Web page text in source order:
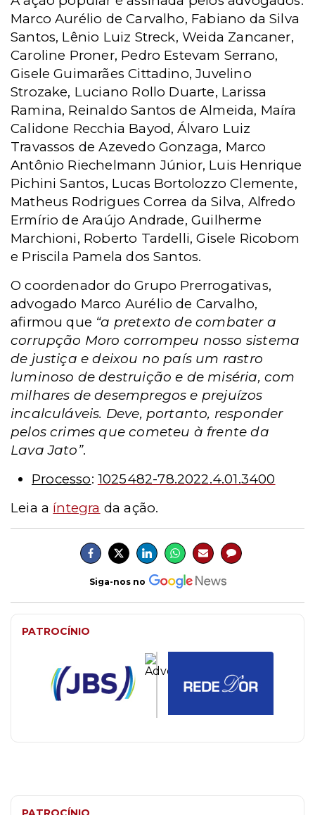
Marco Aurélio de Carvalho, Fabiano da Silva
Santos, Lênio Luiz Streck, Weida Zancaner,
Caroline Proner, Pedro Estevam Serrano,
Gisele Guimarães Cittadino, Juvelino
Strozake, Luciano Rollo Duarte, Larissa
Ramina, Reinaldo Santos de Almeida, Maíra
Calidone Recchia Bayod, Álvaro Luiz
Travassos de Azevedo Gonzaga, Marco
Antônio Riechelmann Júnior, Luis Henrique
Pichini Santos, Lucas Bortolozzo Clemente,
Matheus Rodrigues Correa da Silva, Alfredo
Ermírio de Araújo Andrade, Guilherme
Marchioni, Roberto Tardelli, Gisele Ricobom
e Priscila Pamela dos Santos.
O coordenador do Grupo Prerrogativas,
advogado Marco Aurélio de Carvalho,
afirmou que “a pretexto de combater a
corrupção Moro corrompeu nosso sistema
de justiça e deixou no país um rastro
luminoso de destruição e de miséria, com
milhares de desempregos e prejuízos
incalculáveis. Deve, portanto, responder
pelos crimes que cometeu à frente da
Lava Jato”.
Processo: 1025482-78.2022.4.01.3400
Leia a íntegra da ação.
Siga-nos no
PATROCÍNIO